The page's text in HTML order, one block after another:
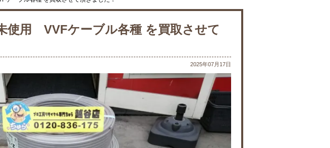
使用 VVFケーブル各種 を買取させて
2025年07月17日